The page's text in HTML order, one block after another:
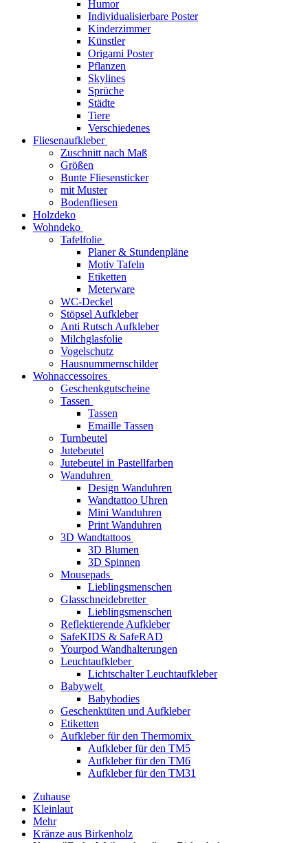
Humor
Individualisierbare Poster
Kinderzimmer
Künstler
Origami Poster
Pflanzen
Skylines
Sprüche
Städte
Tiere
Verschiedenes
Fliesenaufkleber
Zuschnitt nach Maß
Größen
Bunte Fliesensticker
mit Muster
Bodenfliesen
Holzdeko
Wohndeko
Tafelfolie
Planer & Stundenpläne
Motiv Tafeln
Etiketten
Meterware
WC-Deckel
Stöpsel Aufkleber
Anti Rutsch Aufkleber
Milchglasfolie
Vogelschutz
Hausnummernschilder
Wohnaccessoires
Geschenkgutscheine
Tassen
Tassen
Emaille Tassen
Turnbeutel
Jutebeutel
Jutebeutel in Pastellfarben
Wanduhren
Design Wanduhren
Wandtattoo Uhren
Mini Wanduhren
Print Wanduhren
3D Wandtattoos
3D Blumen
3D Spinnen
Mousepads
Lieblingsmenschen
Glasschneidebretter
Lieblingsmenschen
Reflektierende Aufkleber
SafeKIDS & SafeRAD
Yourpod Wandhalterungen
Leuchtaufkleber
Lichtschalter Leuchtaufkleber
Babywelt
Babybodies
Geschenktüten und Aufkleber
Etiketten
Aufkleber für den Thermomix
Aufkleber für den TM5
Aufkleber für den TM6
Aufkleber für den TM31
Zuhause
Kleinlaut
Mehr
Kränze aus Birkenholz